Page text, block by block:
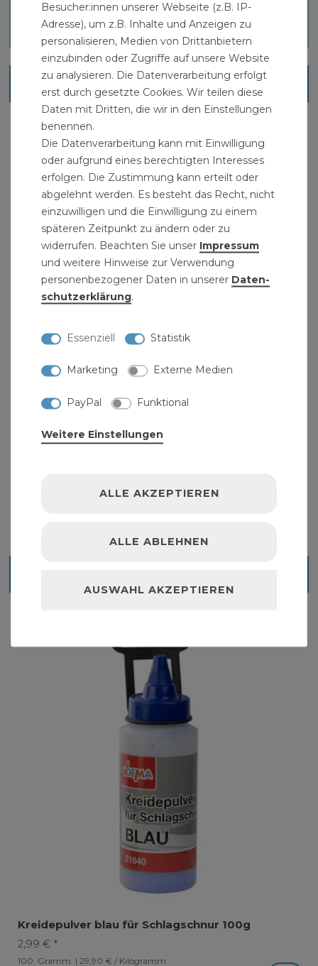
Download
Ähnliche Artikel
Durgo Belüftungsventil DN20 3/4 Zoll Aussen-
Gewinde Siphon Rohrbelüfter
Kreidepulver blau für Schlagschnur 100g
2,99 € *
100 Gramm | 29,90 € / Kilogramm
Besucher:innen unserer Webseite (z.B. IP-
Adresse), um z.B. Inhalte und Anzeigen zu
personalisieren, Medien von Drittanbietern
einzubinden oder Zugriffe auf unsere Website
zu analysieren. Die Datenverarbeitung erfolgt
erst durch gesetzte Cookies. Wir teilen diese
Daten mit Dritten, die wir in den Einstellungen
benennen.
Die Datenverarbeitung kann mit Einwilligung
oder aufgrund eines berechtigten Interesses
erfolgen. Die Zustimmung kann erteilt oder
abgelehnt werden. Es besteht das Recht, nicht
einzuwilligen und die Einwilligung zu einem
späteren Zeitpunkt zu ändern oder zu
widerrufen. Beachten Sie unser Impressum
und weitere Hinweise zur Verwendung
personenbezogener Daten in unserer Daten­
schutz­erklärung.
Essenziell Statistik
Marketing Externe Medien
PayPal Funktional
Weitere Einstellungen
ALLE AKZEPTIEREN
ALLE ABLEHNEN
AUSWAHL AKZEPTIEREN